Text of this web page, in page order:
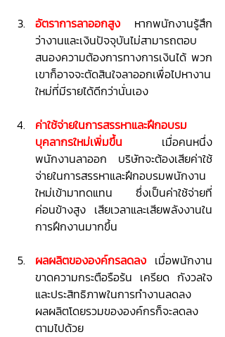
อัตราการลาออกสูง หากพนักงานรู้สึก
ว่างานและเงินปัจจุบันไม่สามารถตอบ
สนองความต้องการทางการเงินได้ พวก
เขาก็อาจจะตัดสินใจลาออกเพื่อไปหางาน
ใหม่ที่มีรายได้ดีกว่านั่นเอง
ค่าใช้จ่ายในการสรรหาและฝึกอบรม
บุคลากรใหม่เพิ่มขึ้น
เมื่อคนหนึ่ง
พนักงานลาออก บริษัทจะต้องเสียค่าใช้
จ่ายในการสรรหาและฝึกอบรมพนักงาน
ใหม่เข้ามาทดแทน ซึ่งเป็นค่าใช้จ่ายที่
ค่อนข้างสูง เสียเวลาและเสียพลังงานใน
การฝึกงานมากขึ้น
ผลผลิตขององค์กรลดลง เมื่อพนักงาน
ขาดความกระตือรือร้น เครียด กังวลใจ
และประสิทธิภาพในการทำงานลดลง
ผลผลิตโดยรวมขององค์กรก็จะลดลง
ตามไปด้วย